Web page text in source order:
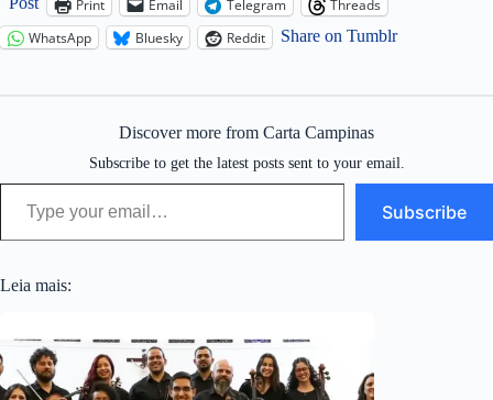
Print Email Telegram
Threads
WhatsApp
Bluesky Reddit Share on Tumblr
Discover more from Carta Campinas
Subscribe to get the latest posts sent to your email.
Type your email…
Subscribe
Leia mais: